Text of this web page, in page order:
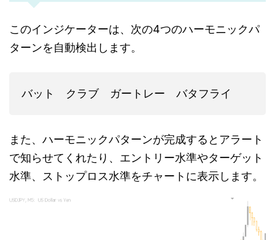
このインジケーターは、次の4つのハーモニックパ
ターンを自動検出します。
バット クラブ ガートレー バタフライ
また、ハーモニックパターンが完成するとアラート
で知らせてくれたり、エントリー水準やターゲット
水準、ストップロス水準をチャートに表示します。